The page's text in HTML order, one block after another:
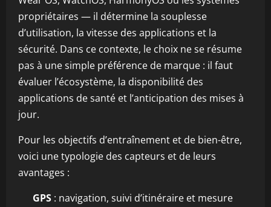
propriétaires — il détermine la souplesse
d’utilisation, la vitesse des applications et la
sécurité. Dans ce contexte, le choix ne se résume
pas à une simple préférence de marque : il faut
évaluer l’écosystème, la disponibilité des
applications de santé et l’anticipation des mises à
jour.
Pour les objectifs d’entraînement et de bien-être,
voici une typologie des capteurs et de leurs
avantages :
GPS : navigation, suivi d’itinéraire et mesure